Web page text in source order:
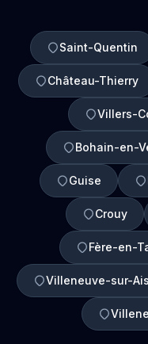
Saint-Quentin
Château-Thierry
Villers-
Bohain-en-
Guise
Crouy
Fère-en-
Villeneuve-sur-